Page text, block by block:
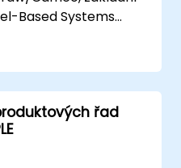
Based Systems
modelování
řad